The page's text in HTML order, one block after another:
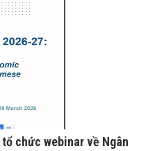
chức webinar về Ngân